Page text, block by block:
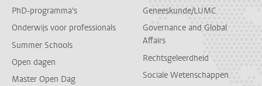
PhD-programma's
Onderwijs voor professionals
Summer Schools
Open dagen
Master Open Dag
Geneeskunde/LUMC
Governance and Global
Affairs
Rechtsgeleerdheid
Sociale Wetenschappen